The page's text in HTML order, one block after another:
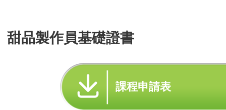
甜品製作員基礎證書
課程申請表